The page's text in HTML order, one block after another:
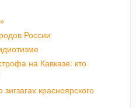
России
на Кавказе: кто
красноярского